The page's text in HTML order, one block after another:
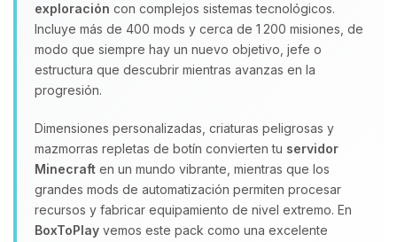
exploración con complejos sistemas tecnológicos.
Incluye más de 400 mods y cerca de 1 200 misiones, de
modo que siempre hay un nuevo objetivo, jefe o
estructura que descubrir mientras avanzas en la
progresión.
Dimensiones personalizadas, criaturas peligrosas y
mazmorras repletas de botín convierten tu servidor
Minecraft en un mundo vibrante, mientras que los
grandes mods de automatización permiten procesar
recursos y fabricar equipamiento de nivel extremo. En
BoxToPlay vemos este pack como una excelente